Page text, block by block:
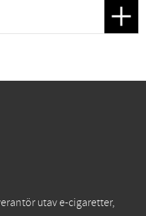
favoriter
utav e-cigaretter,